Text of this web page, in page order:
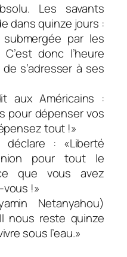
Les savants
dans quinze jours :
par les
donc l’heure
s’adresser à ses
aux Américains :
pour dépenser vos
tout !»
déclare : «Liberté
pour tout le
que vous avez
!»
Netanyahou)
nous reste quinze
sous l’eau.»